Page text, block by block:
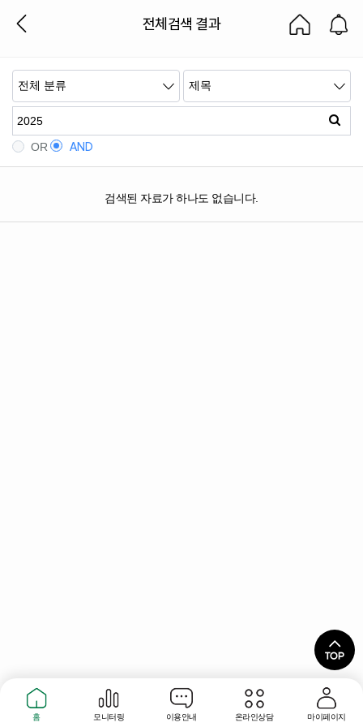
전체검색 결과
OR AND
검색된 자료가 하나도 없습니다.
홈 모니터링 이용안내 온라인상담 마이페이지